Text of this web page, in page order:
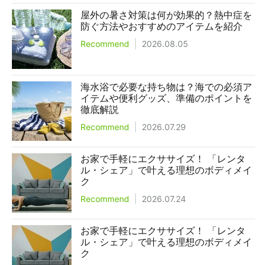
屋外の暑さ対策は何が効果的？熱中症を
防ぐ方法やおすすめのアイテムを紹介
Recommend 2026.08.05
海水浴で必要な持ち物は？海での必須ア
イテムや便利グッズ、準備のポイントを
徹底解説
Recommend 2026.07.29
お家で手軽にエクササイズ！ 「レンタ
ル・シェア」で叶える理想のボディメイ
ク
Recommend 2026.07.24
お家で手軽にエクササイズ！ 「レンタ
ル・シェア」で叶える理想のボディメイ
ク